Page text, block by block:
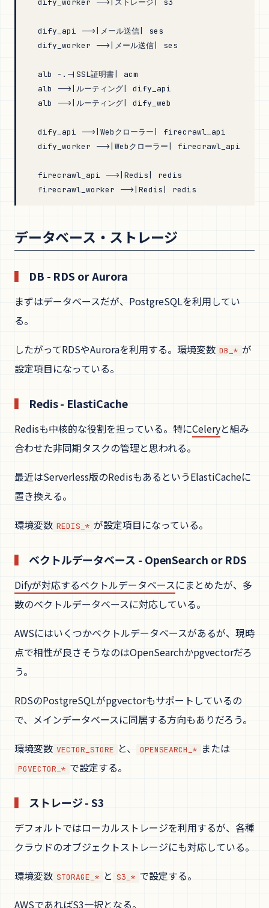
  dify_worker -->|ストレージ| s3
  dify_api -->|メール送信| ses
  dify_worker -->|メール送信| ses
  alb -.-|SSL証明書| acm
  alb -->|ルーティング| dify_api
  alb -->|ルーティング| dify_web
  dify_api -->|Webクローラー| firecrawl_api
  dify_worker -->|Webクローラー| firecrawl_api
  firecrawl_api -->|Redis| redis
  firecrawl_worker -->|Redis| redis
データベース・ストレージ
DB - RDS or Aurora
まずはデータベースだが、PostgreSQLを利用してい
る。
したがってRDSやAuroraを利用する。環境変数 DB_* が
設定項目になっている。
Redis - ElastiCache
Redisも中核的な役割を担っている。特にCeleryと組み
合わせた非同期タスクの管理と思われる。
最近はServerless版のRedisもあるというElastiCacheに
置き換える。
環境変数 REDIS_* が設定項目になっている。
ベクトルデータベース - OpenSearch or RDS
Difyが対応するベクトルデータベースにまとめたが、多
数のベクトルデータベースに対応している。
AWSにはいくつかベクトルデータベースがあるが、現時
点で相性が良さそうなのはOpenSearchかpgvectorだろ
う。
RDSのPostgreSQLがpgvectorもサポートしているの
で、メインデータベースに同居する方向もありだろう。
環境変数 VECTOR_STORE と、 OPENSEARCH_* または
PGVECTOR_* で設定する。
ストレージ - S3
デフォルトではローカルストレージを利用するが、各種
クラウドのオブジェクトストレージにも対応している。
環境変数 STORAGE_* と S3_* で設定する。
AWSであればS3一択となる。